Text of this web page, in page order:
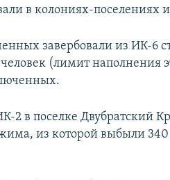
в колониях-поселениях
завербовали из ИК-6
человек (лимит наполнения
2 в поселке Двубратский
из которой выбыли